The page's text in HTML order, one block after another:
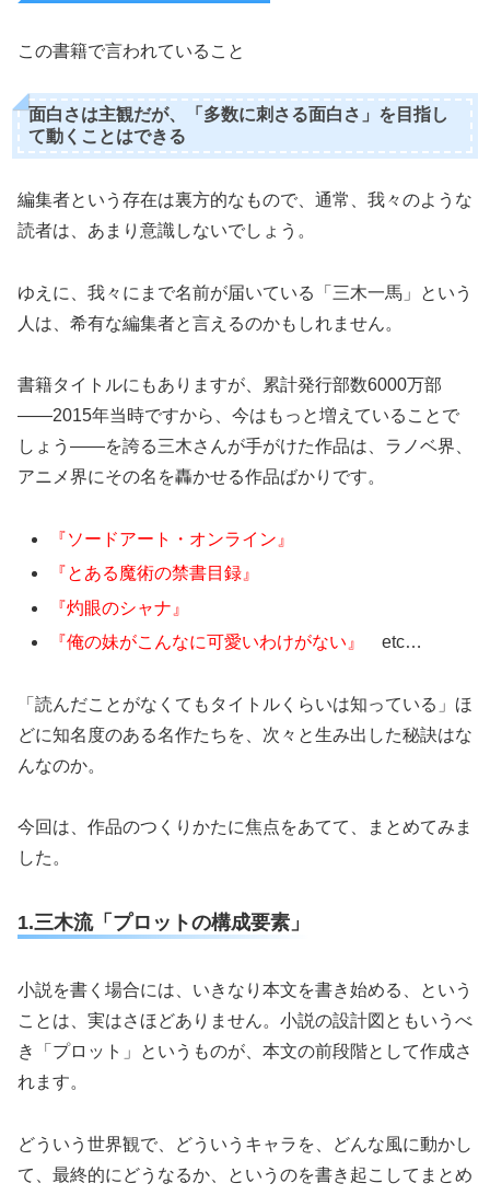
この書籍で言われていること
面白さは主観だが、「多数に刺さる面白さ」を目指し
て動くことはできる
編集者という存在は裏方的なもので、通常、我々のような
読者は、あまり意識しないでしょう。
ゆえに、我々にまで名前が届いている「三木一馬」という
人は、希有な編集者と言えるのかもしれません。
書籍タイトルにもありますが、累計発行部数6000万部
――2015年当時ですから、今はもっと増えていることで
しょう――を誇る三木さんが手がけた作品は、ラノベ界、
アニメ界にその名を轟かせる作品ばかりです。
『ソードアート・オンライン』
『とある魔術の禁書目録』
『灼眼のシャナ』
『俺の妹がこんなに可愛いわけがない』
etc…
「読んだことがなくてもタイトルくらいは知っている」ほ
どに知名度のある名作たちを、次々と生み出した秘訣はな
んなのか。
今回は、作品のつくりかたに焦点をあてて、まとめてみま
した。
1.三木流「プロットの構成要素」
小説を書く場合には、いきなり本文を書き始める、という
ことは、実はさほどありません。小説の設計図ともいうべ
き「プロット」というものが、本文の前段階として作成さ
れます。
どういう世界観で、どういうキャラを、どんな風に動かし
て、最終的にどうなるか、というのを書き起こしてまとめ